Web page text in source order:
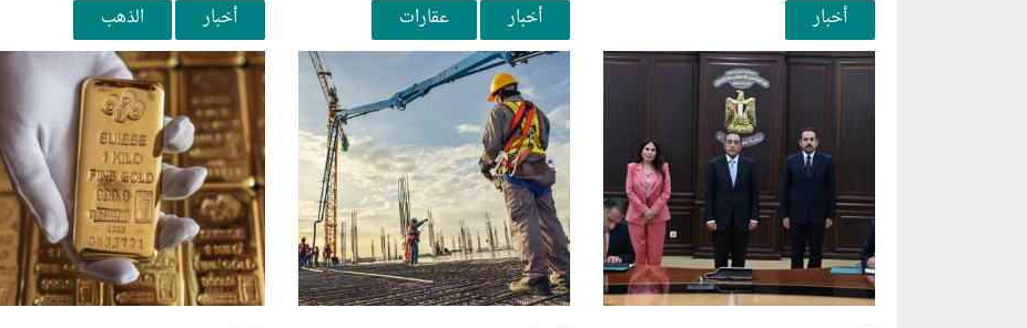
أخبار
أخبار عقارات أخبار الذهب